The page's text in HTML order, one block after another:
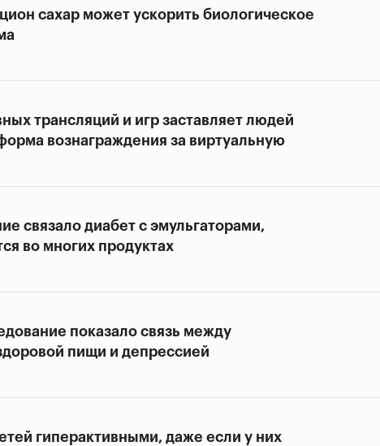
сахар может ускорить биологическое
трансляций и игр заставляет людей
вознаграждения за виртуальную
связало диабет с эмульгаторами,
во многих продуктах
показало связь между
пищи и депрессией
гиперактивными, даже если у них